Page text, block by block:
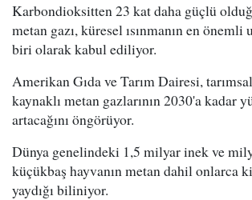
Karbondioksitten 23 kat daha güçlü
metan gazı, küresel ısınmanın en önemli
biri olarak kabul ediliyor.
Amerikan Gıda ve Tarım Dairesi,
kaynaklı metan gazlarının 2030'a kadar
artacağını öngörüyor.
Dünya genelindeki 1,5 milyar inek ve
küçükbaş hayvanın metan dahil onlarca
yaydığı biliniyor.